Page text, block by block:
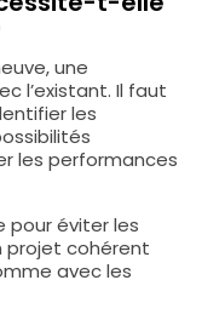
une
l’existant. Il faut
les
les performances
pour éviter les
projet cohérent
avec les